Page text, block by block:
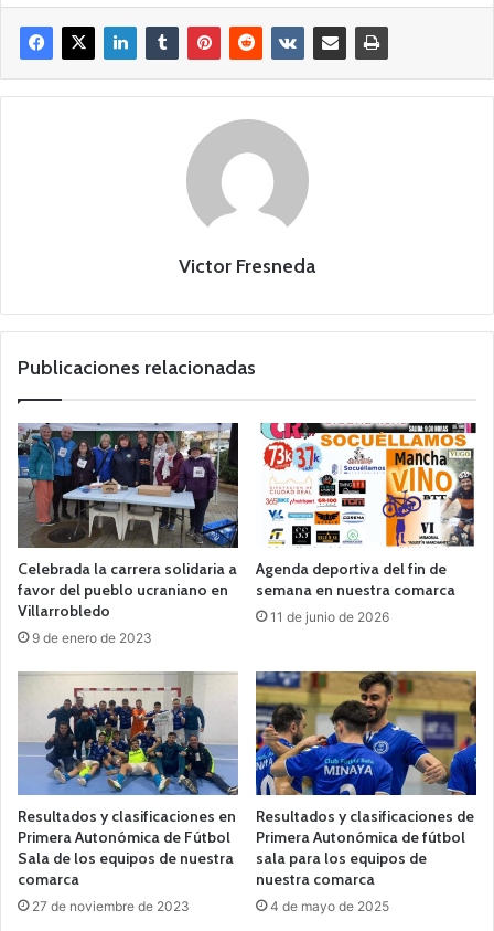
Victor Fresneda
Publicaciones relacionadas
Celebrada la carrera solidaria a
favor del pueblo ucraniano en
Villarrobledo
9 de enero de 2023
Agenda deportiva del fin de
semana en nuestra comarca
11 de junio de 2026
Resultados y clasificaciones en
Primera Autonómica de Fútbol
Sala de los equipos de nuestra
comarca
27 de noviembre de 2023
Resultados y clasificaciones de
Primera Autonómica de fútbol
sala para los equipos de
nuestra comarca
4 de mayo de 2025